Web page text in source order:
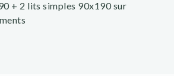
+ 2 lits simples 90x190 sur